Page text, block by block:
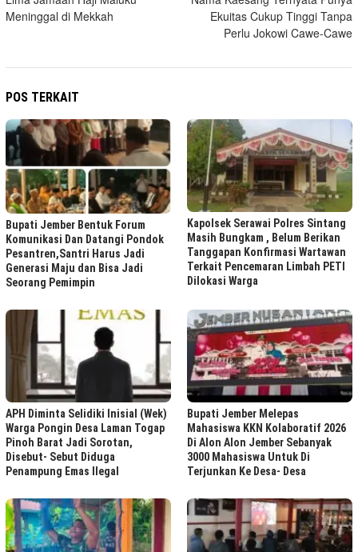
pos
Meninggal di Mekkah
Ekuitas Cukup Tinggi Tanpa
Perlu Jokowi Cawe-Cawe
POS TERKAIT
Bupati Jember Bentuk Forum
Komunikasi Dan Datangi Pondok
Pesantren,Santri Harus Jadi
Generasi Maju dan Bisa Jadi
Seorang Pemimpin
Kapolsek Serawai Polres Sintang
Masih Bungkam , Belum Berikan
Tanggapan Konfirmasi Wartawan
Terkait Pencemaran Limbah PETI
Dilokasi Warga
APH Diminta Selidiki Inisial (Wek)
Warga Pongin Desa Laman Togap
Pinoh Barat Jadi Sorotan,
Disebut- Sebut Diduga
Penampung Emas Ilegal
Bupati Jember Melepas
Mahasiswa KKN Kolaboratif 2026
Di Alon Alon Jember Sebanyak
3000 Mahasiswa Untuk Di
Terjunkan Ke Desa- Desa